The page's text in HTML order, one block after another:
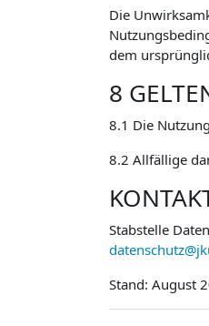
Die
dem
8
8.1 Die
8.2 Allfällige
Stabstelle
Stand: August